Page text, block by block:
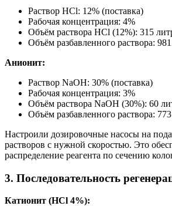
Раствор HCl: 12% (поставка)
Рабочая концентрация: 4%
Объём раствора HCl (12%): 315
Объём разбавленного раствора:
Анионит:
Раствор NaOH: 30% (поставка)
Рабочая концентрация: 3%
Объём раствора NaOH (30%): 60
Объём разбавленного раствора:
Настроили дозировочные насосы на
растворов с нужной скоростью. Это
распределение реагента по сечению
3. Последовательность
Катионит (HCl 4%):